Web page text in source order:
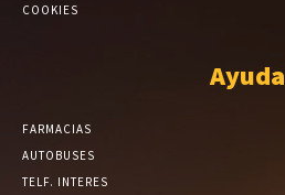
COOKIES
Ayuda
FARMACIAS
AUTOBUSES
TELF. INTERES